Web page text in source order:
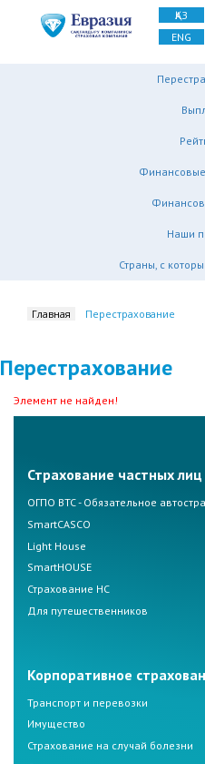
ҚАЗ
ENG
Наши
Страны, с
Главная Перестрахование
Перестрахование
Элемент не найден!
Страхование частных лиц
ОГПО ВТС - Обязательное
SmartCASCO
Light House
SmartHOUSE
Страхование НС
Для путешественников
Корпоративное
Транспорт и перевозки
Имущество
Страхование на случай болезни